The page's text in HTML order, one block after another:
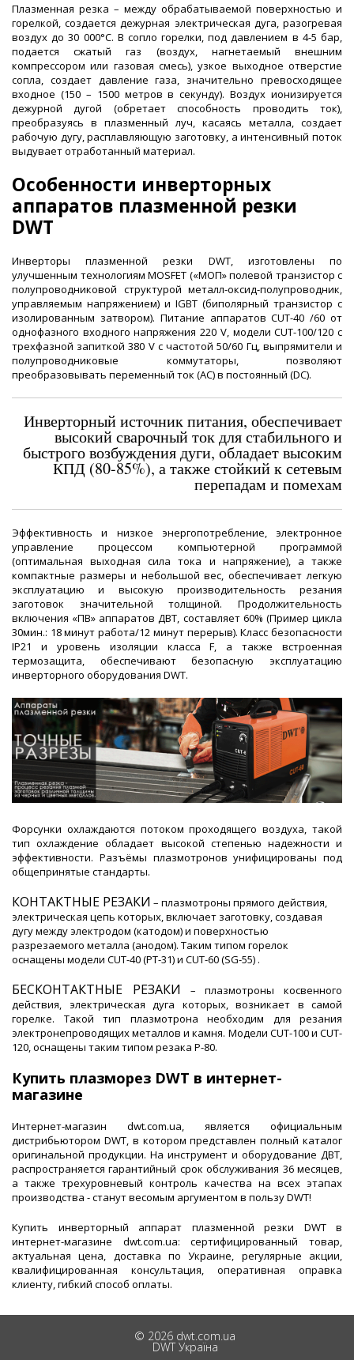
Плазменная резка – между обрабатываемой поверхностью и
горелкой, создается дежурная электрическая дуга, разогревая
воздух до 30 000°С. В сопло горелки, под давлением в 4-5 бар,
подается сжатый газ (воздух, нагнетаемый внешним
компрессором или газовая смесь), узкое выходное отверстие
сопла, создает давление газа, значительно превосходящее
входное (150 – 1500 метров в секунду). Воздух ионизируется
дежурной дугой (обретает способность проводить ток),
преобразуясь в плазменный луч, касаясь металла, создает
рабочую дугу, расплавляющую заготовку, а интенсивный поток
выдувает отработанный материал.
Особенности инверторных
аппаратов плазменной резки
DWT
Инверторы плазменной резки DWT, изготовлены по
улучшенным технологиям MOSFET («МОП» полевой транзистор с
полупроводниковой структурой металл-оксид-полупроводник,
управляемым напряжением) и IGBT (биполярный транзистор с
изолированным затвором). Питание аппаратов CUT-40 /60 от
однофазного входного напряжения 220 V, модели CUT-100/120 с
трехфазной запиткой 380 V с частотой 50/60 Гц, выпрямители и
полупроводниковые коммутаторы, позволяют
преобразовывать переменный ток (AC) в постоянный (DC).
Инверторный источник питания, обеспечивает
высокий сварочный ток для стабильного и
быстрого возбуждения дуги, обладает высоким
КПД (80-85%), а также стойкий к сетевым
перепадам и помехам
Эффективность и низкое энергопотребление, электронное
управление процессом компьютерной программой
(оптимальная выходная сила тока и напряжение), а также
компактные размеры и небольшой вес, обеспечивает легкую
эксплуатацию и высокую производительность резания
заготовок значительной толщиной. Продолжительность
включения «ПВ» аппаратов ДВТ, составляет 60% (Пример цикла
30мин.: 18 минут работа/12 минут перерыв). Класс безопасности
IP21 и уровень изоляции класса F, а также встроенная
термозащита, обеспечивают безопасную эксплуатацию
инверторного оборудования DWT.
Форсунки охлаждаются потоком проходящего воздуха, такой
тип охлаждение обладает высокой степенью надежности и
эффективности. Разъёмы плазмотронов унифицированы под
общепринятые стандарты.
КОНТАКТНЫЕ РЕЗАКИ – плазмотроны прямого действия,
электрическая цепь которых, включает заготовку, создавая
дугу между электродом (катодом) и поверхностью
разрезаемого металла (анодом). Таким типом горелок
оснащены модели CUT-40 (PT-31) и CUT-60 (SG-55) .
БЕСКОНТАКТНЫЕ РЕЗАКИ – плазмотроны косвенного
действия, электрическая дуга которых, возникает в самой
горелке. Такой тип плазмотрона необходим для резания
электронепроводящих металлов и камня. Модели CUT-100 и CUT-
120, оснащены таким типом резака P-80.
Купить плазморез DWT в интернет-
магазине
Интернет-магазин dwt.com.ua, является официальным
дистрибьютором DWT, в котором представлен полный каталог
оригинальной продукции. На инструмент и оборудование ДВТ,
распространяется гарантийный срок обслуживания 36 месяцев,
а также трехуровневый контроль качества на всех этапах
производства - станут весомым аргументом в пользу DWT!
Купить инверторный аппарат плазменной резки DWT в
интернет-магазине dwt.com.ua: сертифицированный товар,
актуальная цена, доставка по Украине, регулярные акции,
квалифицированная консультация, оперативная оправка
клиенту, гибкий способ оплаты.
© 2026 dwt.com.ua
DWT Україна